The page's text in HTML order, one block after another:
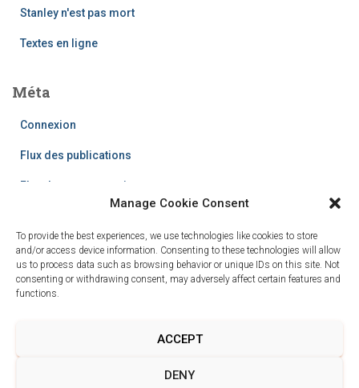
Manage Cookie Consent
To provide the best experiences, we use technologies like cookies to store
and/or access device information. Consenting to these technologies will allow
us to process data such as browsing behavior or unique IDs on this site. Not
consenting or withdrawing consent, may adversely affect certain features and
functions.
ACCEPT
DENY
Stanley n'est pas mort
Textes en ligne
Méta
Connexion
Flux des publications
Flux des commentaires